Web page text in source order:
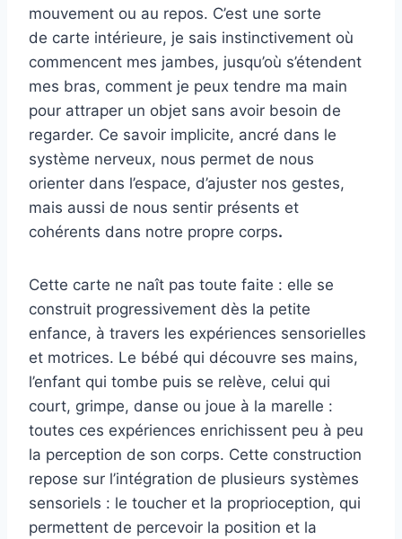
mouvement ou au repos. C’est une sorte
de carte intérieure, je sais instinctivement où
commencent mes jambes, jusqu’où s’étendent
mes bras, comment je peux tendre ma main
pour attraper un objet sans avoir besoin de
regarder. Ce savoir implicite, ancré dans le
système nerveux, nous permet de nous
orienter dans l’espace, d’ajuster nos gestes,
mais aussi de nous sentir présents et
cohérents dans notre propre corps.
Cette carte ne naît pas toute faite : elle se
construit progressivement dès la petite
enfance, à travers les expériences sensorielles
et motrices. Le bébé qui découvre ses mains,
l’enfant qui tombe puis se relève, celui qui
court, grimpe, danse ou joue à la marelle :
toutes ces expériences enrichissent peu à peu
la perception de son corps. Cette construction
repose sur l’intégration de plusieurs systèmes
sensoriels : le toucher et la proprioception, qui
permettent de percevoir la position et la